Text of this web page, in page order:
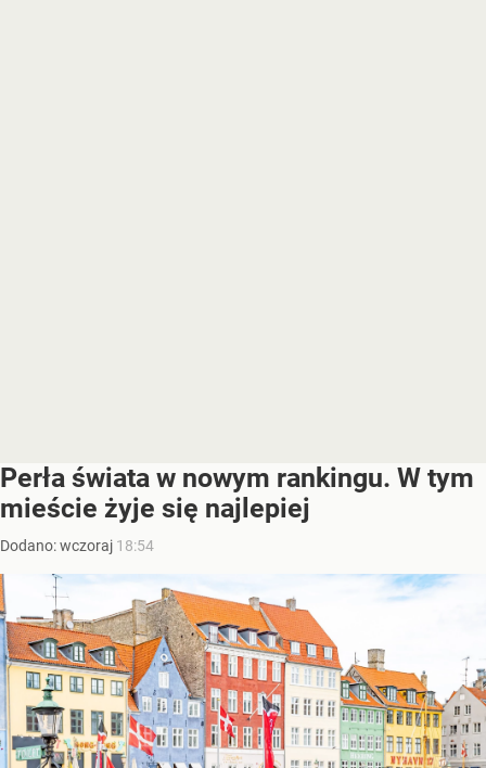
Perła świata w nowym rankingu. W tym
mieście żyje się najlepiej
Dodano:wczoraj 18:54